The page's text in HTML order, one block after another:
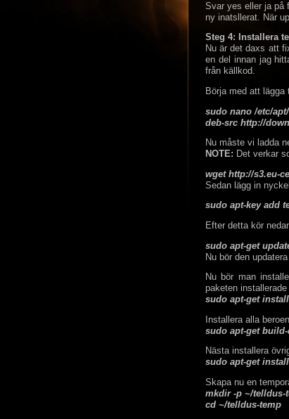
Svar yes eller ja på
ny inatsllerat. När
Steg 4: Installera
Nu är det daxs att
en del innan jag
från källkod.
Börja med att
sudo nano /etc/
deb-src http://
Nu måste vi ladda
NOTE: Det verkar
wget http://s3.eu-
Sedan lägg in
sudo apt-key add
Efter detta kör
sudo apt-get
Nu bör den
Nu bör man
paketen installerade
sudo apt-get
Installera alla
sudo apt-get
Nästa installera
sudo apt-get
Skapa nu en
mkdir -p ~/telldus-
cd ~/telldus-temp